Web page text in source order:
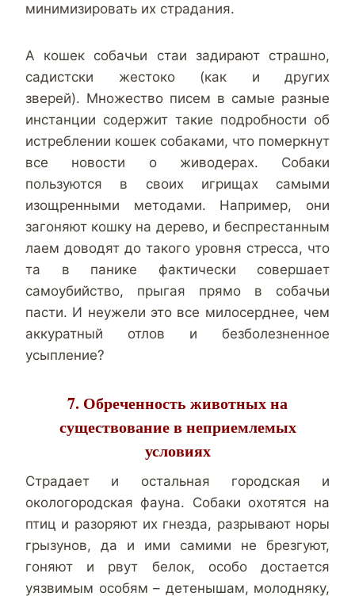
минимизировать их страдания.
А кошек собачьи стаи задирают страшно,
садистски жестоко (как и других
зверей). Множество писем в самые разные
инстанции содержит такие подробности об
истреблении кошек собаками, что померкнут
все новости о живодерах. Собаки
пользуются в своих игрищах самыми
изощренными методами. Например, они
загоняют кошку на дерево, и беспрестанным
лаем доводят до такого уровня стресса, что
та в панике фактически совершает
самоубийство, прыгая прямо в собачьи
пасти. И неужели это все милосерднее, чем
аккуратный отлов и безболезненное
усыпление?
7. Обреченность животных на
существование в неприемлемых
условиях
Страдает и остальная городская и
окологородская фауна. Собаки охотятся на
птиц и разоряют их гнезда, разрывают норы
грызунов, да и ими самими не брезгуют,
гоняют и рвут белок, особо достается
уязвимым особям – детенышам, молодняку,